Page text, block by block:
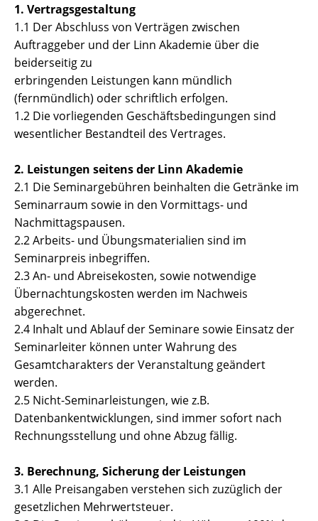
1. Vertragsgestaltung
1.1 Der Abschluss von Verträgen zwischen
Auftraggeber und der Linn Akademie über die
beiderseitig zu
erbringenden Leistungen kann mündlich
(fernmündlich) oder schriftlich erfolgen.
1.2 Die vorliegenden Geschäftsbedingungen sind
wesentlicher Bestandteil des Vertrages.
2. Leistungen seitens der Linn Akademie
2.1 Die Seminargebühren beinhalten die Getränke im
Seminarraum sowie in den Vormittags- und
Nachmittagspausen.
2.2 Arbeits- und Übungsmaterialien sind im
Seminarpreis inbegriffen.
2.3 An- und Abreisekosten, sowie notwendige
Übernachtungskosten werden im Nachweis
abgerechnet.
2.4 Inhalt und Ablauf der Seminare sowie Einsatz der
Seminarleiter können unter Wahrung des
Gesamtcharakters der Veranstaltung geändert
werden.
2.5 Nicht-Seminarleistungen, wie z.B.
Datenbankentwicklungen, sind immer sofort nach
Rechnungsstellung und ohne Abzug fällig.
3. Berechnung, Sicherung der Leistungen
3.1 Alle Preisangaben verstehen sich zuzüglich der
gesetzlichen Mehrwertsteuer.